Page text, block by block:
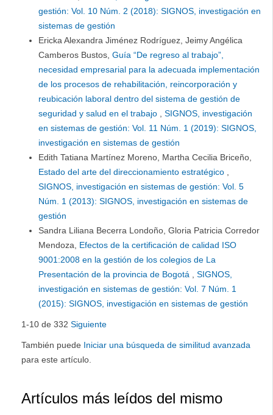
gestión: Vol. 10 Núm. 2 (2018): SIGNOS, investigación en
sistemas de gestión
Ericka Alexandra Jiménez Rodríguez, Jeimy Angélica
Camberos Bustos, Guía “De regreso al trabajo”,
necesidad empresarial para la adecuada implementación
de los procesos de rehabilitación, reincorporación y
reubicación laboral dentro del sistema de gestión de
seguridad y salud en el trabajo
SIGNOS, investigación
en sistemas de gestión: Vol. 11 Núm. 1 (2019): SIGNOS,
investigación en sistemas de gestión
Edith Tatiana Martínez Moreno, Martha Cecilia Briceño,
Estado del arte del direccionamiento estratégico
SIGNOS, investigación en sistemas de gestión: Vol. 5
Núm. 1 (2013): SIGNOS, investigación en sistemas de
gestión
Sandra Liliana Becerra Londoño, Gloria Patricia Corredor
Mendoza, Efectos de la certificación de calidad ISO
9001:2008 en la gestión de los colegios de La
Presentación de la provincia de Bogotá
SIGNOS,
investigación en sistemas de gestión: Vol. 7 Núm. 1
(2015): SIGNOS, investigación en sistemas de gestión
1-10 de 332 Siguiente
También puede Iniciar una búsqueda de similitud avanzada
para este artículo.
Artículos más leídos del mismo